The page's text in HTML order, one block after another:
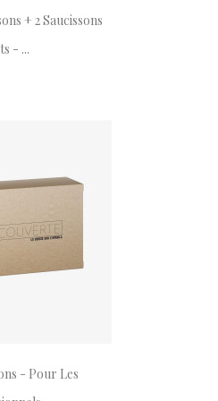
+ 2 Saucissons
- ...
- Pour Les